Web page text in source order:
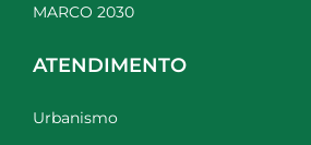
MARCO 2030
ATENDIMENTO
Urbanismo